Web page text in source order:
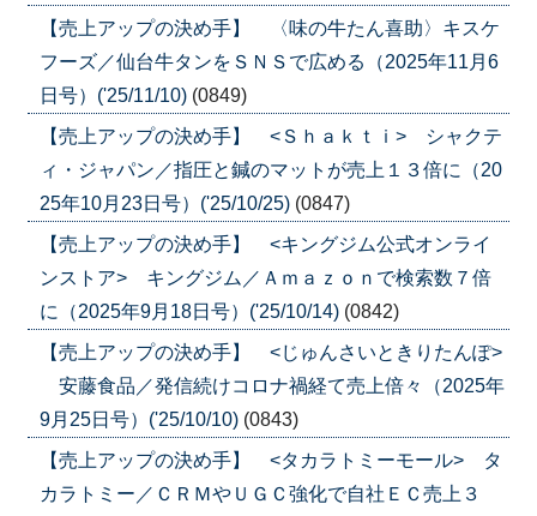
【売上アップの決め手】 〈味の牛たん喜助〉キスケ
フーズ／仙台牛タンをＳＮＳで広める（2025年11月6
日号）('25/11/10) (0849)
【売上アップの決め手】 <Ｓｈａｋｔｉ> シャクテ
ィ・ジャパン／指圧と鍼のマットが売上１３倍に（20
25年10月23日号）('25/10/25) (0847)
【売上アップの決め手】 <キングジム公式オンライ
ンストア> キングジム／Ａｍａｚｏｎで検索数７倍
に（2025年9月18日号）('25/10/14) (0842)
【売上アップの決め手】 <じゅんさいときりたんぽ>
安藤食品／発信続けコロナ禍経て売上倍々（2025年
9月25日号）('25/10/10) (0843)
【売上アップの決め手】 <タカラトミーモール> タ
カラトミー／ＣＲＭやＵＧＣ強化で自社ＥＣ売上３